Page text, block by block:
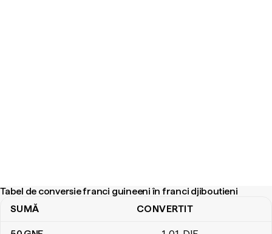
Tabel de conversie franci guineeni în franci djiboutieni
Tabel de conversie franci guineeni în franci djiboutieni
SUMĂ CONVERTIT